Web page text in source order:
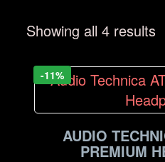
Showing all 4 results
-11%
AUDIO
PREMIUM